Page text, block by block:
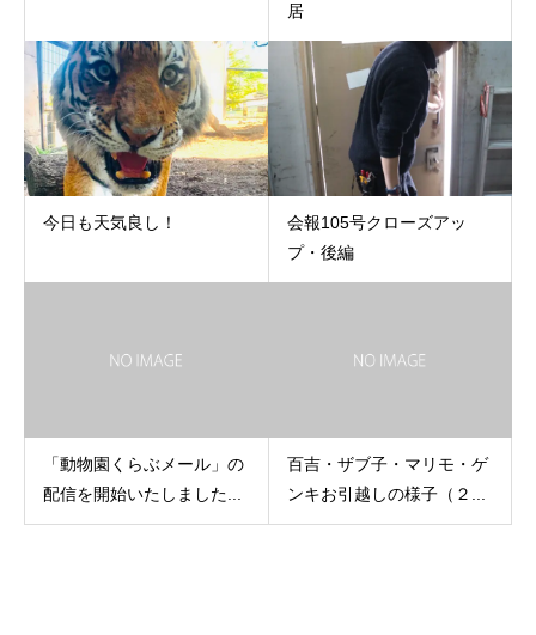
居
今日も天気良し！
会報105号クローズアッ
プ・後編
「動物園くらぶメール」の
配信を開始いたしました...
百吉・ザブ子・マリモ・ゲ
ンキお引越しの様子（２...